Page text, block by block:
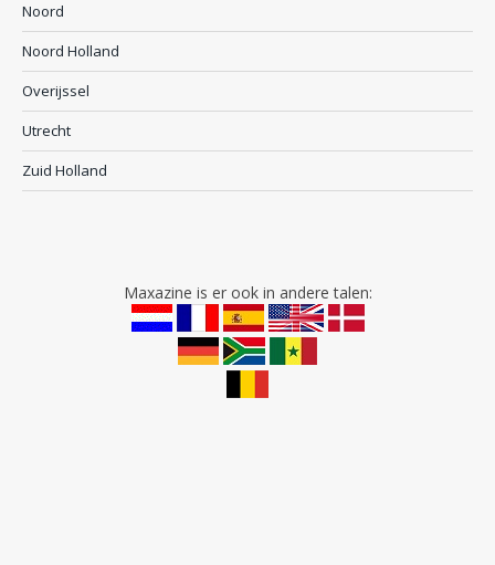
Noord
Noord Holland
Overijssel
Utrecht
Zuid Holland
Maxazine is er ook in andere talen: